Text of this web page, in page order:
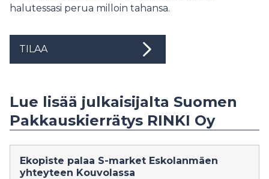
halutessasi perua milloin tahansa.
TILAA
Lue lisää julkaisijalta Suomen
Pakkauskierrätys RINKI Oy
Ekopiste palaa S-market Eskolanmäen
yhteyteen Kouvolassa